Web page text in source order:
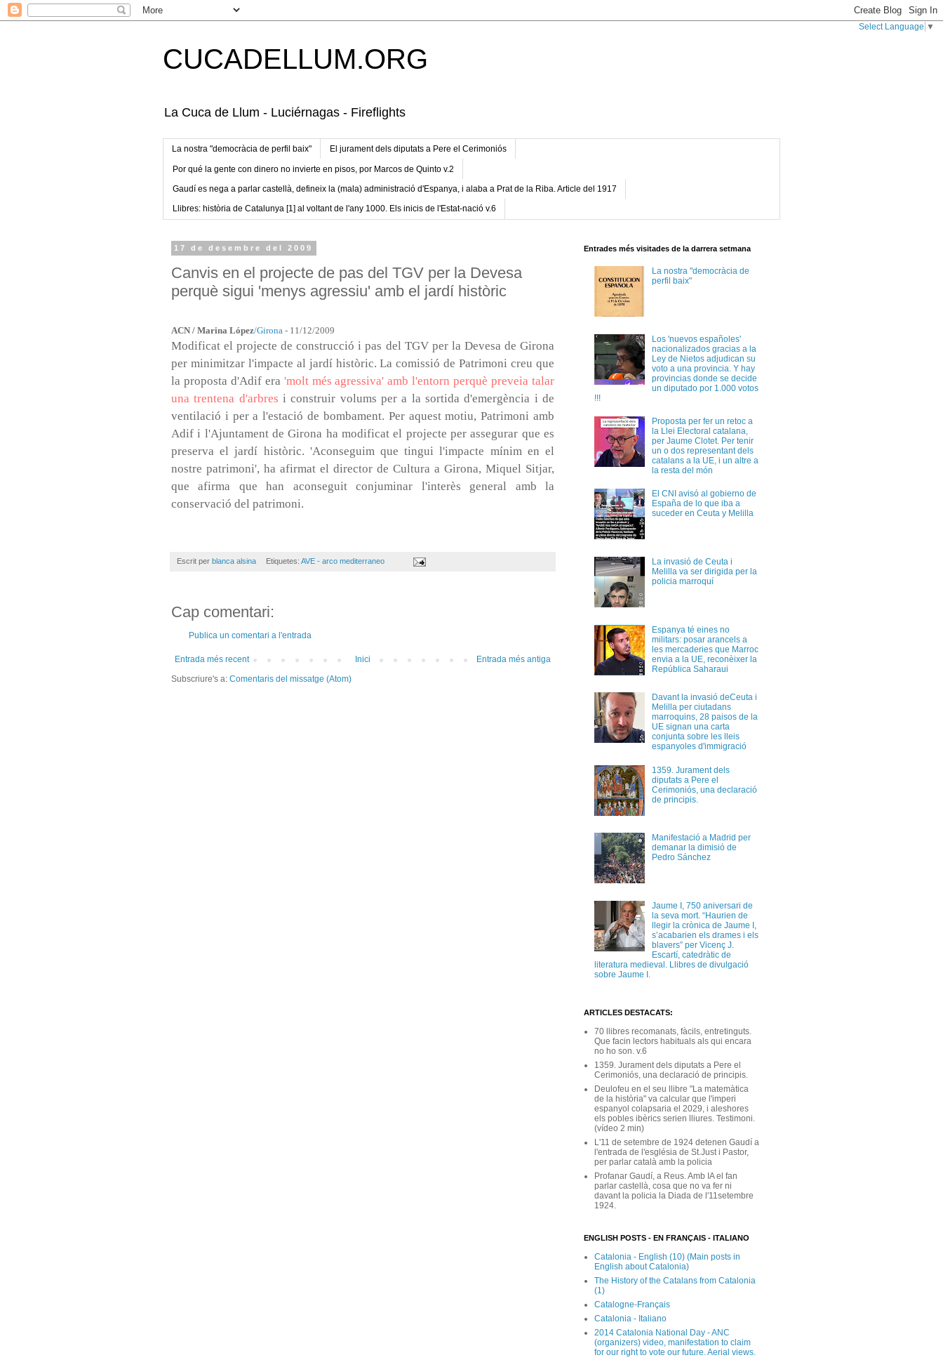
Select Language ▼
CUCADELLUM.ORG
La Cuca de Llum - Luciérnagas - Fireflights
La nostra "democràcia de perfil baix" El jurament dels diputats a Pere el Cerimoniós
Por qué la gente con dinero no invierte en pisos, por Marcos de Quinto v.2
Gaudí es nega a parlar castellà, defineix la (mala) administració d'Espanya, i alaba a Prat de la Riba. Article del 1917
Llibres: història de Catalunya [1] al voltant de l'any 1000. Els inicis de l'Estat-nació v.6
17 de desembre del 2009
Canvis en el projecte de pas del TGV per la Devesa
perquè sigui 'menys agressiu' amb el jardí històric
ACN / Marina López/Girona - 11/12/2009
Modificat el projecte de construcció i pas del TGV per la Devesa de Girona
per minimitzar l'impacte al jardí històric. La comissió de Patrimoni creu que
la proposta d'Adif era 'molt més agressiva' amb l'entorn perquè preveia talar
una trentena d'arbres i construir volums per a la sortida d'emergència i de
ventilació i per a l'estació de bombament. Per aquest motiu, Patrimoni amb
Adif i l'Ajuntament de Girona ha modificat el projecte per assegurar que es
preserva el jardí històric. 'Aconseguim que tingui l'impacte mínim en el
nostre patrimoni', ha afirmat el director de Cultura a Girona, Miquel Sitjar,
que afirma que han aconseguit conjuminar l'interès general amb la
conservació del patrimoni.
Escrit per blanca alsina Etiquetes: AVE - arco mediterraneo
Cap comentari:
Publica un comentari a l'entrada
Entrada més recent Entrada més antiga
Inici
Subscriure's a: Comentaris del missatge (Atom)
Entrades més visitades de la darrera setmana
La nostra "democràcia de
perfil baix"
Los 'nuevos españoles'
nacionalizados gracias a la
Ley de Nietos adjudican su
voto a una provincia. Y hay
provincias donde se decide
un diputado por 1.000 votos
!!!
Proposta per fer un retoc a
la Llei Electoral catalana,
per Jaume Clotet. Per tenir
un o dos representant dels
catalans a la UE, i un altre a
la resta del món
El CNI avisó al gobierno de
España de lo que iba a
suceder en Ceuta y Melilla
La invasió de Ceuta i
Melilla va ser dirigida per la
policia marroquí
Espanya té eines no
militars: posar arancels a
les mercaderies que Marroc
envia a la UE, reconèixer la
República Saharaui
Davant la invasió deCeuta i
Melilla per ciutadans
marroquins, 28 paisos de la
UE signan una carta
conjunta sobre les lleis
espanyoles d'immigració
1359. Jurament dels
diputats a Pere el
Cerimoniós, una declaració
de principis.
Manifestació a Madrid per
demanar la dimisió de
Pedro Sánchez
Jaume I, 750 aniversari de
la seva mort. “Haurien de
llegir la crònica de Jaume I,
s’acabarien els drames i els
blavers” per Vicenç J.
Escartí, catedràtic de
literatura medieval. Llibres de divulgació
sobre Jaume I.
ARTICLES DESTACATS:
70 llibres recomanats, fàcils, entretinguts.
Que facin lectors habituals als qui encara
no ho son. v.6
1359. Jurament dels diputats a Pere el
Cerimoniós, una declaració de principis.
Deulofeu en el seu llibre "La matemàtica
de la història" va calcular que l'imperi
espanyol colapsaria el 2029, i aleshores
els pobles ibèrics serien lliures. Testimoni.
(vídeo 2 min)
L'11 de setembre de 1924 detenen Gaudí a
l'entrada de l'església de St.Just i Pastor,
per parlar català amb la policia
Profanar Gaudí, a Reus. Amb IA el fan
parlar castellà, cosa que no va fer ni
davant la policia la Diada de l'11setembre
1924.
ENGLISH POSTS - EN FRANÇAIS - ITALIANO
Catalonia - English (10) (Main posts in
English about Catalonia)
The History of the Catalans from Catalonia
(1)
Catalogne-Français
Catalonia - Italiano
2014 Catalonia National Day - ANC
(organizers) video, manifestation to claim
for our right to vote our future. Aerial views.